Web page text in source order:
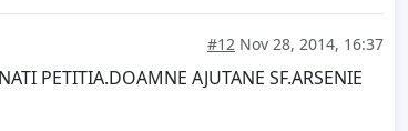
#12 Nov 28, 2014, 16:37
PETITIA.DOAMNE AJUTANE SF.ARSENIE